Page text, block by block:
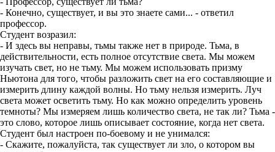
- Конечно, существует, и вы это знаете сами... - ответил
профессор.
Студент возразил:
- И здесь вы неправы, тьмы также нет в природе. Тьма, в
действительности, есть полное отсутствие света. Мы можем
изучать свет, но не тьму. Мы можем использовать призму
Ньютона для того, чтобы разложить свет на его составляющие и
измерить длину каждой волны. Но тьму нельзя измерить. Луч
света может осветить тьму. Но как можно определить уровень
темноты? Мы измеряем лишь количество света, не так ли? Тьма -
это слово, которое лишь описывает состояние, когда нет света.
Студент был настроен по-боевому и не унимался:
- Скажите, пожалуйста, так существует ли зло, о котором вы